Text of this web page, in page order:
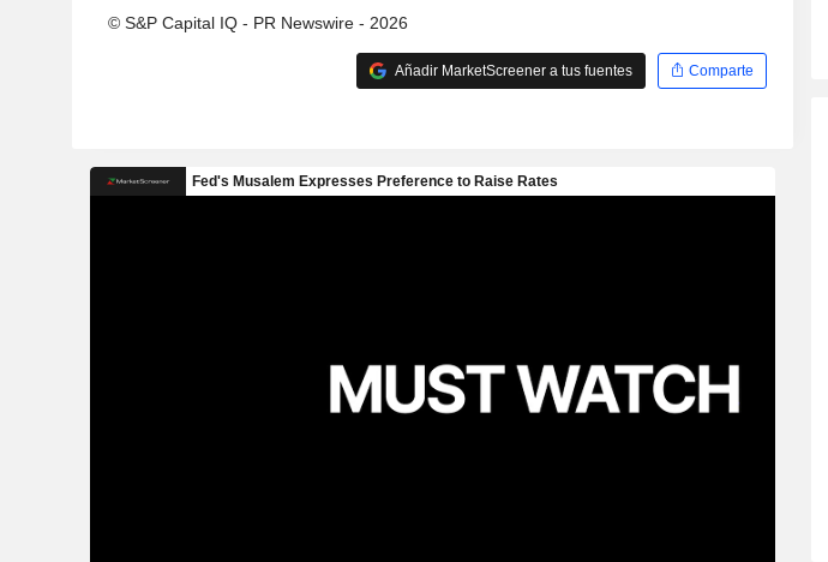
© S&P Capital IQ - PR Newswire - 2026
Añadir MarketScreener a tus fuentes Comparte